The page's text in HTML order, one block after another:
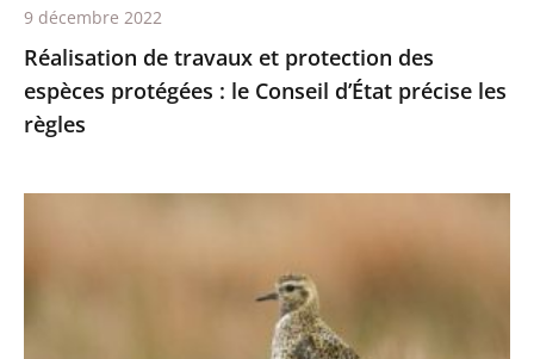
d’État
précise
les
règles
Réalisation de travaux et protection des
espèces protégées : le Conseil d’État précise les
règles
9 décembre 2022